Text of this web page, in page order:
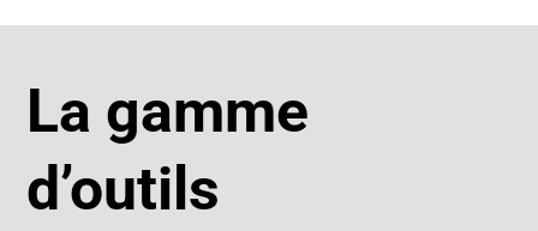
La gamme
d’outils